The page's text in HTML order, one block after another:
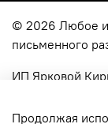
© 2026 Любое
письменного
ИП Ярковой
г. Москва, ул.
Продолжая